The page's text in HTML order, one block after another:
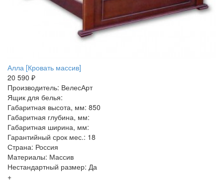
Алла [Кровать массив]
20 590 ₽
Производитель: ВелесАрт
Ящик для белья:
Габаритная высота, мм: 850
Габаритная глубина, мм:
Габаритная ширина, мм:
Гарантийный срок мес.: 18
Страна: Россия
Материалы: Массив
Нестандартный размер: Да
+